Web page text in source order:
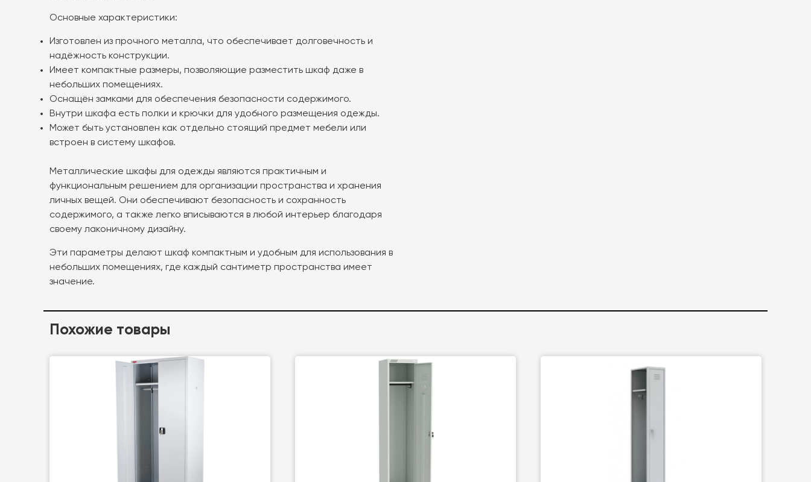
Основные характеристики:
Изготовлен из прочного металла, что обеспечивает долговечность и
надёжность конструкции.
Имеет компактные размеры, позволяющие разместить шкаф даже в
небольших помещениях.
Оснащён замками для обеспечения безопасности содержимого.
Внутри шкафа есть полки и крючки для удобного размещения одежды.
Может быть установлен как отдельно стоящий предмет мебели или
встроен в систему шкафов.
Металлические шкафы для одежды являются практичным и
функциональным решением для организации пространства и хранения
личных вещей. Они обеспечивают безопасность и сохранность
содержимого, а также легко вписываются в любой интерьер благодаря
своему лаконичному дизайну.
Эти параметры делают шкаф компактным и удобным для использования в
небольших помещениях, где каждый сантиметр пространства имеет
значение.
Похожие товары